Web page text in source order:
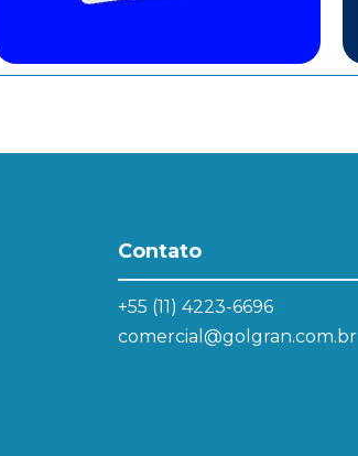
Contato
+55 (11) 4223-6696
comercial@golgran.com.br